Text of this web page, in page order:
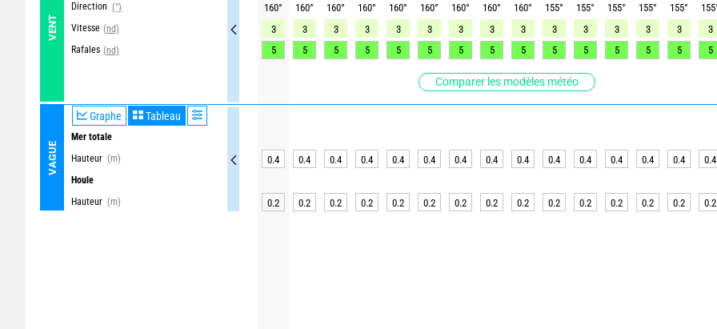
VENT
Direction (°)
Vitesse (nd)
Rafales (nd)
Comparer les modèles météo
VAGUE
Graphe Tableau
Mer totale
Hauteur (m)
Houle
Hauteur (m)
160° 160° 160° 160° 160° 160° 160° 160° 160° 155° 155° 155° 155° 155° 155
3
3 3 3 3 3 3 3 3 3 3 3 3 3 3
5
5 5 5 5 5 5 5 5 5 5 5 5 5 5
0.4 0.4 0.4 0.4 0.4 0.4 0.4 0.4 0.4 0.4 0.4 0.4 0.4 0.4 0.4
0.2 0.2 0.2 0.2 0.2 0.2 0.2 0.2 0.2 0.2 0.2 0.2 0.2 0.2 0.2